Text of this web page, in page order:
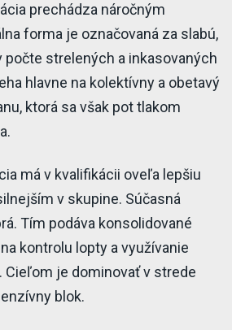
prechádza náročným
forma je označovaná za slabú,
počte strelených a inkasovaných
hlavne na kolektívny a obetavý
ktorá sa však pot tlakom
má v kvalifikácii oveľa lepšiu
v skupine. Súčasná
Tím podáva konsolidované
kontrolu lopty a využívanie
Cieľom je dominovať v strede
blok.